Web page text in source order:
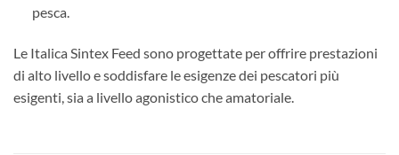
pesca.
Le Italica Sintex Feed sono progettate per offrire prestazioni
di alto livello e soddisfare le esigenze dei pescatori più
esigenti, sia a livello agonistico che amatoriale.